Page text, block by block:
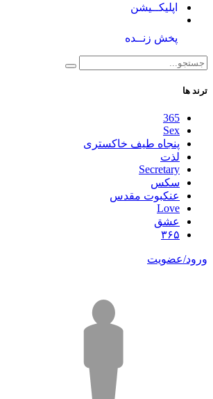
اپلیکــیشن
پخش زنــده
ترند ها
365
Sex
پنجاه طیف خاکستری
لذت
Secretary
سکس
عنکبوت مقدس
Love
عشق
۳۶۵
ورود/عضویت